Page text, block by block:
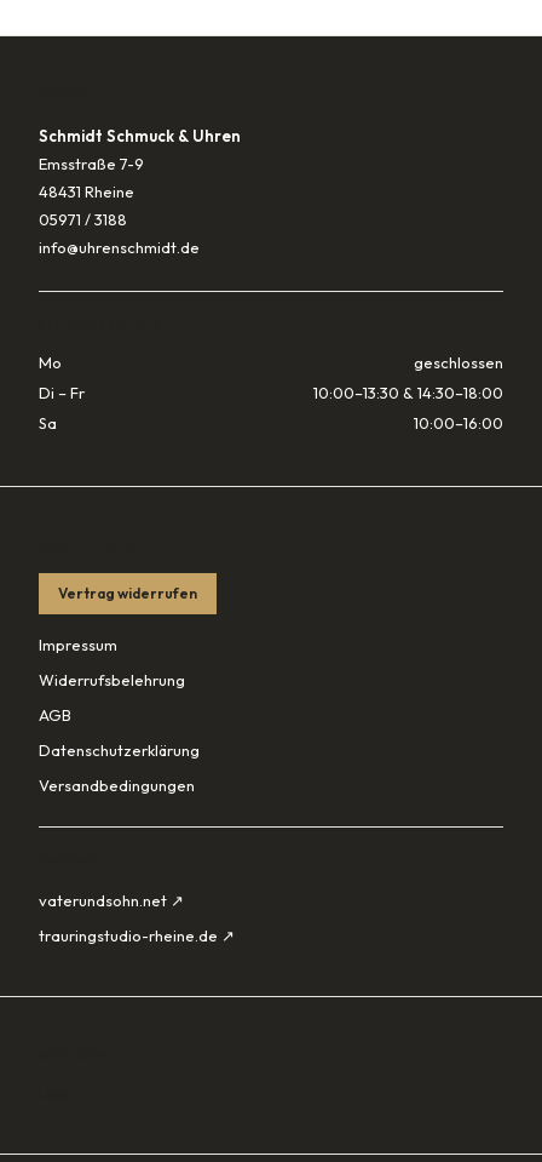
Schmidt Schmuck & Uhren
Emsstraße 7-9
48431 Rheine
05971 / 3188
info@uhrenschmidt.de
Mo
geschlossen
Di – Fr
10:00–13:30 & 14:30–18:00
Sa
10:00–16:00
Vertrag widerrufen
Impressum
Widerrufsbelehrung
AGB
Datenschutzerklärung
Versandbedingungen
vaterundsohn.net ↗
trauringstudio-rheine.de ↗